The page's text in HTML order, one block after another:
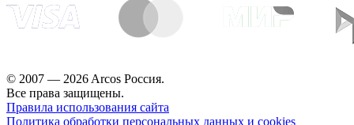
© 2007 — 2026 Arcos Россия.
Все права защищены.
Правила использования сайта
Политика обработки персональных данных и cookies